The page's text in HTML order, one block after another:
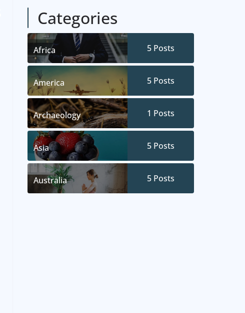
Categories
Africa 5 Posts
America 5 Posts
Archaeology 1 Posts
Asia 5 Posts
Australia 5 Posts